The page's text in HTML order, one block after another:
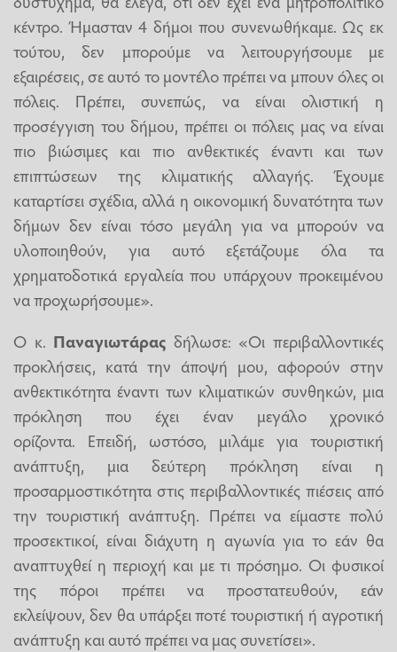
κέντρο. Ήμασταν 4 δήμοι που συνενωθήκαμε. Ως εκ
τούτου, δεν μπορούμε να λειτουργήσουμε με
εξαιρέσεις, σε αυτό το μοντέλο πρέπει να μπουν όλες οι
πόλεις. Πρέπει, συνεπώς, να είναι ολιστική η
προσέγγιση του δήμου, πρέπει οι πόλεις μας να είναι
πιο βιώσιμες και πιο ανθεκτικές έναντι και των
επιπτώσεων της κλιματικής αλλαγής. Έχουμε
καταρτίσει σχέδια, αλλά η οικονομική δυνατότητα των
δήμων δεν είναι τόσο μεγάλη για να μπορούν να
υλοποιηθούν, για αυτό εξετάζουμε όλα τα
χρηματοδοτικά εργαλεία που υπάρχουν προκειμένου
να προχωρήσουμε».
Ο κ. Παναγιωτάρας δήλωσε: «Οι περιβαλλοντικές
προκλήσεις, κατά την άποψή μου, αφορούν στην
ανθεκτικότητα έναντι των κλιματικών συνθηκών, μια
πρόκληση που έχει έναν μεγάλο χρονικό
ορίζοντα. Επειδή, ωστόσο, μιλάμε για τουριστική
ανάπτυξη, μια δεύτερη πρόκληση είναι η
προσαρμοστικότητα στις περιβαλλοντικές πιέσεις από
την τουριστική ανάπτυξη. Πρέπει να είμαστε πολύ
προσεκτικοί, είναι διάχυτη η αγωνία για το εάν θα
αναπτυχθεί η περιοχή και με τι πρόσημο. Οι φυσικοί
της πόροι πρέπει να προστατευθούν, εάν
εκλείψουν, δεν θα υπάρξει ποτέ τουριστική ή αγροτική
ανάπτυξη και αυτό πρέπει να μας συνετίσει».